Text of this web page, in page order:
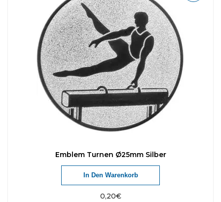
Emblem Turnen Ø25mm Silber
0,20€
In Den Warenkorb